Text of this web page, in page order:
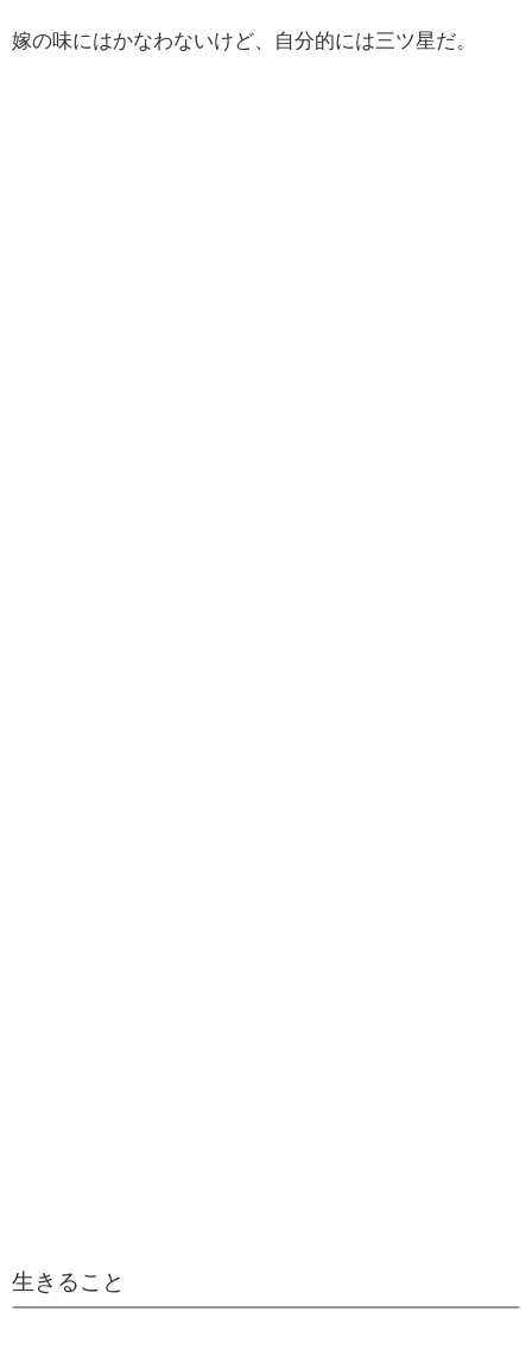
嫁の味にはかなわないけど、自分的には三ツ星だ。
生きること